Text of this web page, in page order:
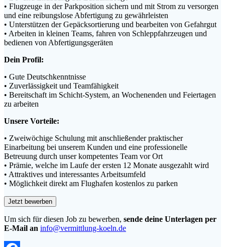
• Flugzeuge in der Parkposition sichern und mit Strom zu versorgen
und eine reibungslose Abfertigung zu gewährleisten
• Unterstützen der Gepäcksortierung und bearbeiten von Gefahrgut
• Arbeiten in kleinen Teams, fahren von Schleppfahrzeugen und
bedienen von Abfertigungsgeräten
Dein Profil:
• Gute Deutschkenntnisse
• Zuverlässigkeit und Teamfähigkeit
• Bereitschaft im Schicht-System, an Wochenenden und Feiertagen
zu arbeiten
Unsere Vorteile:
• Zweiwöchige Schulung mit anschließender praktischer
Einarbeitung bei unserem Kunden und eine professionelle
Betreuung durch unser kompetentes Team vor Ort
• Prämie, welche im Laufe der ersten 12 Monate ausgezahlt wird
• Attraktives und interessantes Arbeitsumfeld
• Möglichkeit direkt am Flughafen kostenlos zu parken
Um sich für diesen Job zu bewerben, sende deine Unterlagen per
E-Mail an info@vermittlung-koeln.de